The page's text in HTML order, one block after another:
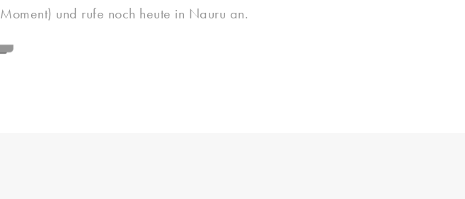
Moment) und rufe noch heute in Nauru an.